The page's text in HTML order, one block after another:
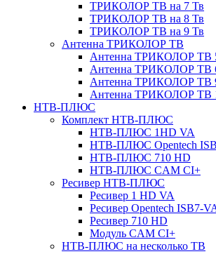
ТРИКОЛОР ТВ на 7 Тв
ТРИКОЛОР ТВ на 8 Тв
ТРИКОЛОР ТВ на 9 Тв
Антенна ТРИКОЛОР ТВ
Антенна ТРИКОЛОР ТВ
Антенна ТРИКОЛОР ТВ
Антенна ТРИКОЛОР ТВ
Антенна ТРИКОЛОР ТВ
НТВ-ПЛЮС
Комплект НТВ-ПЛЮС
НТВ-ПЛЮС 1HD VA
НТВ-ПЛЮС Opentech
НТВ-ПЛЮС 710 HD
НТВ-ПЛЮС CAM CI+
Ресивер НТВ-ПЛЮС
Ресивер 1 HD VA
Ресивер Opentech ISB7-
Ресивер 710 HD
Модуль CAM CI+
НТВ-ПЛЮС на несколько ТВ